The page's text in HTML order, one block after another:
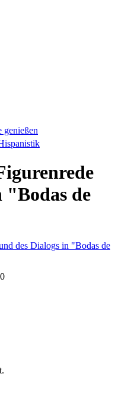
genießen
"Bodas de